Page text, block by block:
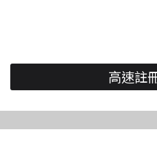
高速註